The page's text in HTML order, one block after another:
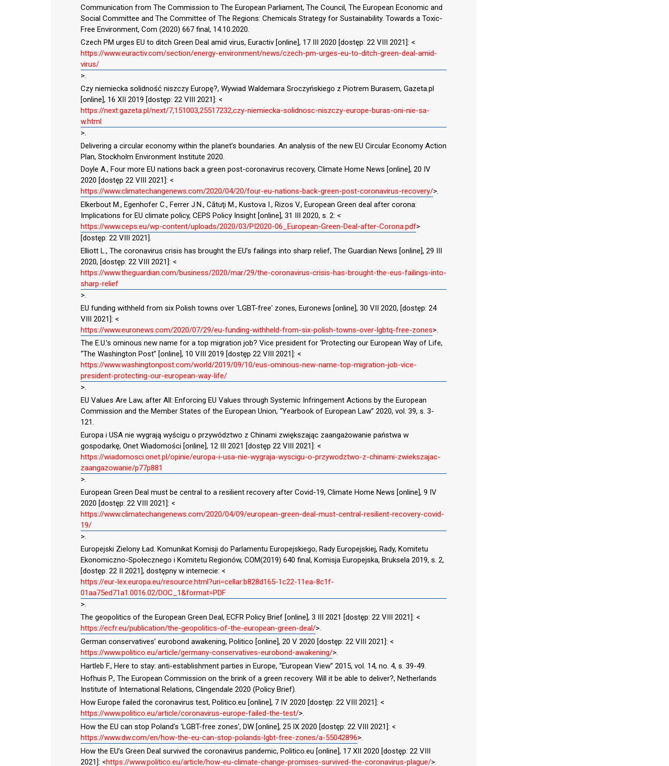
Communication from The Commission to The European Parliament, The Council, The European Economic and
Social Committee and The Committee of The Regions: Chemicals Strategy for Sustainability. Towards a Toxic-
Free Environment, Com (2020) 667 final, 14.10.2020.
Czech PM urges EU to ditch Green Deal amid virus, Euractiv [online], 17 III 2020 [dostęp: 22 VIII 2021]: <
https://www.euractiv.com/section/energy-environment/news/czech-pm-urges-eu-to-ditch-green-deal-amid-
virus/
>.
Czy niemiecka solidność niszczy Europę?, Wywiad Waldemara Sroczyńskiego z Piotrem Burasem, Gazeta.pl
[online], 16 XII 2019 [dostęp: 22 VIII 2021]: <
https://next.gazeta.pl/next/7,151003,25517232,czy-niemiecka-solidnosc-niszczy-europe-buras-oni-nie-sa-
w.html
>.
Delivering a circular economy within the planet’s boundaries. An analysis of the new EU Circular Economy Action
Plan, Stockholm Environment Institute 2020.
Doyle A., Four more EU nations back a green post-coronavirus recovery, Climate Home News [online], 20 IV
2020 [dostęp 22 VIII 2021]: <
https://www.climatechangenews.com/2020/04/20/four-eu-nations-back-green-post-coronavirus-recovery/>.
Elkerbout M., Egenhofer C., Ferrer J.N., Cătuţi M., Kustova I., Rizos V., European Green deal after corona:
Implications for EU climate policy, CEPS Policy Insight [online], 31 III 2020, s. 2: <
https://www.ceps.eu/wp-content/uploads/2020/03/PI2020-06_European-Green-Deal-after-Corona.pdf>
[dostęp: 22 VIII 2021].
Elliott L., The coronavirus crisis has brought the EU’s failings into sharp relief, The Guardian News [online], 29 III
2020, [dostęp: 22 VIII 2021]: <
https://www.theguardian.com/business/2020/mar/29/the-coronavirus-crisis-has-brought-the-eus-failings-into-
sharp-relief
>.
EU funding withheld from six Polish towns over 'LGBT-free' zones, Euronews [online], 30 VII 2020, [dostęp: 24
VIII 2021]: <
https://www.euronews.com/2020/07/29/eu-funding-withheld-from-six-polish-towns-over-lgbtq-free-zones>.
The E.U.’s ominous new name for a top migration job? Vice president for ‘Protecting our European Way of Life,
“The Washington Post” [online], 10 VIII 2019 [dostęp 22 VIII 2021]: <
https://www.washingtonpost.com/world/2019/09/10/eus-ominous-new-name-top-migration-job-vice-
president-protecting-our-european-way-life/
>.
EU Values Are Law, after All: Enforcing EU Values through Systemic Infringement Actions by the European
Commission and the Member States of the European Union, “Yearbook of European Law” 2020, vol. 39, s. 3-
121.
Europa i USA nie wygrają wyścigu o przywództwo z Chinami zwiększając zaangażowanie państwa w
gospodarkę, Onet Wiadomości [online], 12 III 2021 [dostęp 22 VIII 2021]: <
https://wiadomosci.onet.pl/opinie/europa-i-usa-nie-wygraja-wyscigu-o-przywodztwo-z-chinami-zwiekszajac-
zaangazowanie/p77p881
>.
European Green Deal must be central to a resilient recovery after Covid-19, Climate Home News [online], 9 IV
2020 [dostęp: 22 VIII 2021]: <
https://www.climatechangenews.com/2020/04/09/european-green-deal-must-central-resilient-recovery-covid-
19/
>.
Europejski Zielony Ład. Komunikat Komisji do Parlamentu Europejskiego, Rady Europejskiej, Rady, Komitetu
Ekonomiczno-Społecznego i Komitetu Regionów, COM(2019) 640 final, Komisja Europejska, Bruksela 2019, s. 2,
[dostęp: 22 II 2021], dostępny w internecie: <
https://eur-lex.europa.eu/resource.html?uri=cellar:b828d165-1c22-11ea-8c1f-
01aa75ed71a1.0016.02/DOC_1&format=PDF
>.
The geopolitics of the European Green Deal, ECFR Policy Brief [online], 3 III 2021 [dostęp: 22 VIII 2021]: <
https://ecfr.eu/publication/the-geopolitics-of-the-european-green-deal/>.
German conservatives’ eurobond awakening, Politico [online], 20 V 2020 [dostęp: 22 VIII 2021]: <
https://www.politico.eu/article/germany-conservatives-eurobond-awakening/>.
Hartleb F., Here to stay: anti-establishment parties in Europe, “European View” 2015, vol. 14, no. 4, s. 39-49.
Hofhuis P., The European Commission on the brink of a green recovery. Will it be able to deliver?, Netherlands
Institute of International Relations, Clingendale 2020 (Policy Brief).
How Europe failed the coronavirus test, Politico.eu [online], 7 IV 2020 [dostęp: 22 VIII 2021]: <
https://www.politico.eu/article/coronavirus-europe-failed-the-test/>.
How the EU can stop Poland's 'LGBT-free zones', DW [online], 25 IX 2020 [dostęp: 22 VIII 2021]: <
https://www.dw.com/en/how-the-eu-can-stop-polands-lgbt-free-zones/a-55042896>.
How the EU’s Green Deal survived the coronavirus pandemic, Politico.eu [online], 17 XII 2020 [dostęp: 22 VIII
2021]: <https://www.politico.eu/article/how-eu-climate-change-promises-survived-the-coronavirus-plague/>.